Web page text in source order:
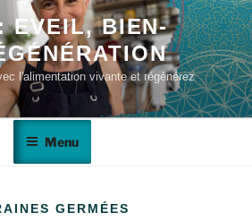
EVEIL, BIEN-
l'alimentation vivante et régénérez
Menu
GERMÉES